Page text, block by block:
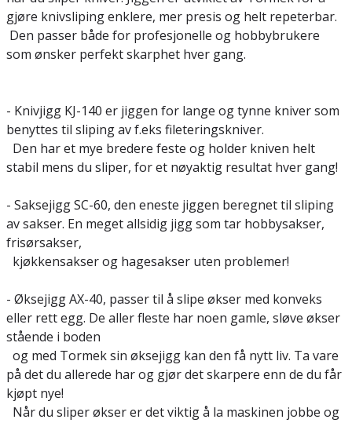
gjøre knivsliping enklere, mer presis og helt repeterbar.
Den passer både for profesjonelle og hobbybrukere
som ønsker perfekt skarphet hver gang.
- Knivjigg KJ-140 er jiggen for lange og tynne kniver som
benyttes til sliping av f.eks fileteringskniver.
Den har et mye bredere feste og holder kniven helt
stabil mens du sliper, for et nøyaktig resultat hver gang!
- Saksejigg SC-60, den eneste jiggen beregnet til sliping
av sakser. En meget allsidig jigg som tar hobbysakser,
frisørsakser,
kjøkkensakser og hagesakser uten problemer!
- Øksejigg AX-40, passer til å slipe økser med konveks
eller rett egg. De aller fleste har noen gamle, sløve økser
stående i boden
og med Tormek sin øksejigg kan den få nytt liv. Ta vare
på det du allerede har og gjør det skarpere enn de du får
kjøpt nye!
Når du sliper økser er det viktig å la maskinen jobbe og